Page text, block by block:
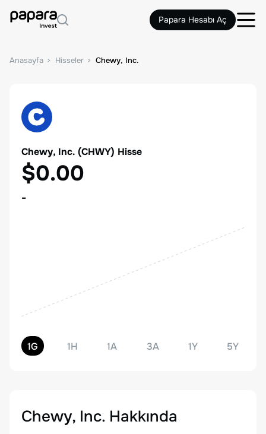
Papara Hesabı Aç
Anasayfa Hisseler Chewy, Inc.
Chewy, Inc. (CHWY) Hisse
$0.00
-
1G 1H 1A 3A 1Y 5Y
Chewy, Inc. Hakkında